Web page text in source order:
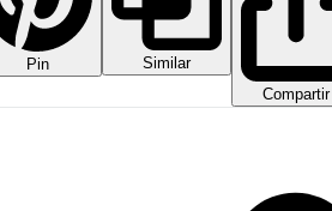
Pin
Similar
Compartir